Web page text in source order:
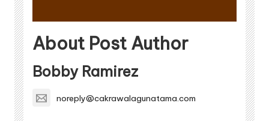
About Post Author
Bobby Ramirez
noreply@cakrawalagunatama.com